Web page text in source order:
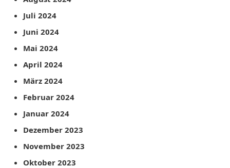
Juli 2024
Juni 2024
Mai 2024
April 2024
März 2024
Februar 2024
Januar 2024
Dezember 2023
November 2023
Oktober 2023